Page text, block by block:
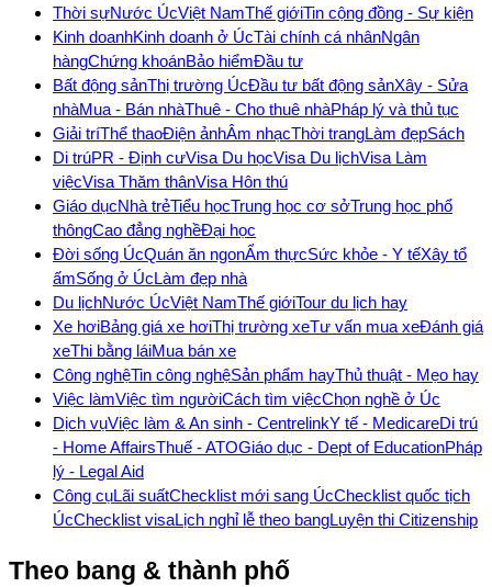
Thời sựNước ÚcViệt NamThế giớiTin cộng đồng - Sự kiện
Kinh doanhKinh doanh ở ÚcTài chính cá nhânNgân
hàngChứng khoánBảo hiểmĐầu tư
Bất động sảnThị trường ÚcĐầu tư bất động sảnXây - Sửa
nhàMua - Bán nhàThuê - Cho thuê nhàPháp lý và thủ tục
Giải tríThể thaoĐiện ảnhÂm nhạcThời trangLàm đẹpSách
Di trúPR - Định cưVisa Du họcVisa Du lịchVisa Làm
việcVisa Thăm thânVisa Hôn thú
Giáo dụcNhà trẻTiểu họcTrung học cơ sởTrung học phổ
thôngCao đẳng nghềĐại học
Đời sống ÚcQuán ăn ngonẨm thựcSức khỏe - Y tếXây tổ
ấmSống ở ÚcLàm đẹp nhà
Du lịchNước ÚcViệt NamThế giớiTour du lịch hay
Xe hơiBảng giá xe hơiThị trường xeTư vấn mua xeĐánh giá
xeThi bằng láiMua bán xe
Công nghệTin công nghệSản phẩm hayThủ thuật - Mẹo hay
Việc làmViệc tìm ngườiCách tìm việcChọn nghề ở Úc
Dịch vụViệc làm & An sinh - CentrelinkY tế - MedicareDi trú
- Home AffairsThuế - ATOGiáo dục - Dept of EducationPháp
lý - Legal Aid
Công cụLãi suấtChecklist mới sang ÚcChecklist quốc tịch
ÚcChecklist visaLịch nghỉ lễ theo bangLuyện thi Citizenship
Theo bang & thành phố